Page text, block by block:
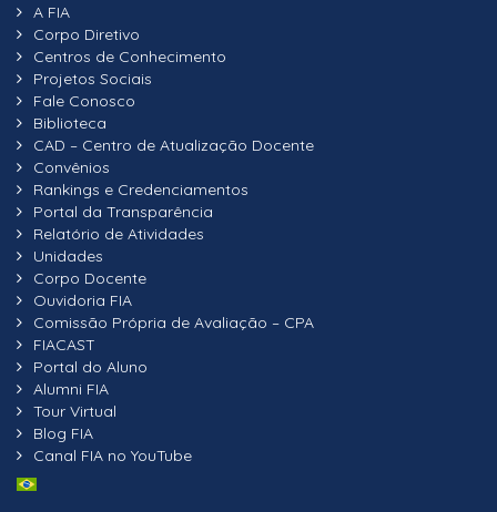
A FIA
Corpo Diretivo
Centros de Conhecimento
Projetos Sociais
Fale Conosco
Biblioteca
CAD – Centro de Atualização Docente
Convênios
Rankings e Credenciamentos
Portal da Transparência
Relatório de Atividades
Unidades
Corpo Docente
Ouvidoria FIA
Comissão Própria de Avaliação – CPA
FIACAST
Portal do Aluno
Alumni FIA
Tour Virtual
Blog FIA
Canal FIA no YouTube